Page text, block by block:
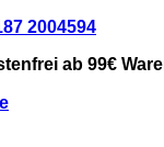
2004594
ab 99€